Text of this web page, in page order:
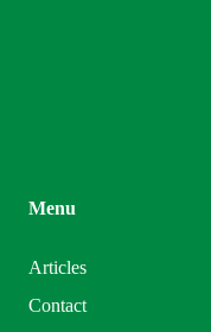
Menu
Articles
Contact